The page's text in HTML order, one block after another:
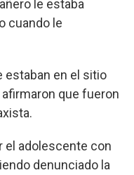
le estaba
cuando le
estaban en el sitio
que fueron
el adolescente con
denunciado la